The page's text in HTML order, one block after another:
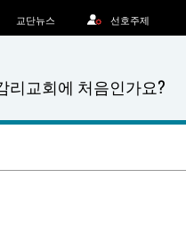
리교회에 처음인가요?
교단뉴스 선호주제